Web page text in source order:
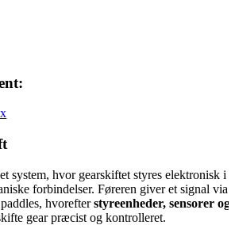
system, hvor gearskiftet styres elektronisk i
forbindelser. Føreren giver et signal via
hvorefterstyreenheder, sensorer og
gear præcist og kontrolleret.